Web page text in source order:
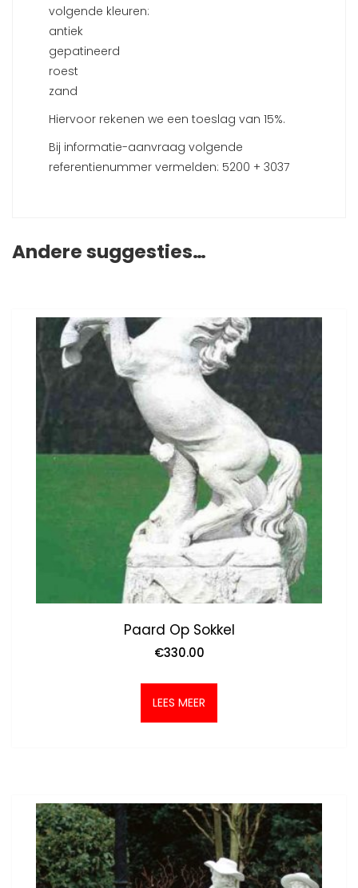
volgende kleuren:
antiek
gepatineerd
roest
zand
Hiervoor rekenen we een toeslag van 15%.
Bij informatie-aanvraag volgende
referentienummer vermelden: 5200 + 3037
Andere suggesties…
Paard Op Sokkel
€330.00
LEES MEER